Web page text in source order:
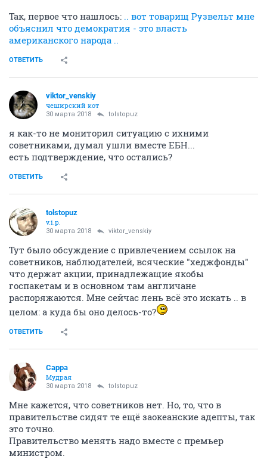
Так, первое что нашлось: .. вот товарищ Рузвельт мне
объяснил что демократия - это власть
американского народа ..
ОТВЕТИТЬ
viktor_venskiy
чеширский кот
30 марта 2018 tolstopuz
я как-то не мониторил ситуацию с ихними
советниками, думал ушли вместе ЕБН...
есть подтверждение, что остались?
ОТВЕТИТЬ
tolstopuz
v.i.p.
30 марта 2018 viktor_venskiy
Тут было обсуждение с привлечением ссылок на
советников, наблюдателей, всяческие "хеджфонды"
что держат акции, принадлежащие якобы
госпакетам и в основном там англичане
распоряжаются. Мне сейчас лень всё это искать .. в
целом: а куда бы оно делось-то?
ОТВЕТИТЬ
Сарра
Мудрая
30 марта 2018 tolstopuz
Мне кажется, что советников нет. Но, то, что в
правительстве сидят те ещё заокеанские адепты, так
это точно.
Правительство менять надо вместе с премьер
министром.